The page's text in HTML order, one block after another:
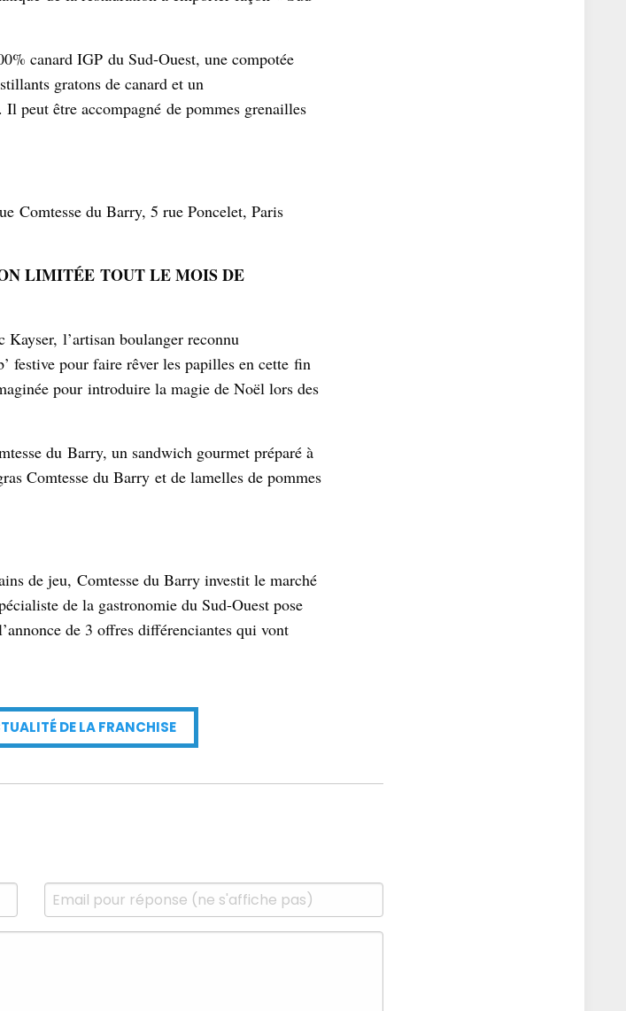
canard IGP du Sud-Ouest, une compotée
gratons de canard et un
peut être accompagné de pommes grenailles
Comtesse du Barry, 5 rue Poncelet, Paris
LIMITÉE TOUT LE MOIS DE
Kayser,l’artisan boulanger reconnu
festive pour faire rêver les papilles en cettefin
pourintroduire la magie de Noël lors des
duBarry, un sandwich gourmet préparé à
Comtesse du Barryet de lamelles de pommes
de jeu,Comtesse du Barry investit le marché
de la gastronomie du Sud-Ouest pose
de 3 offres différenciantes qui vont
DE LA FRANCHISE